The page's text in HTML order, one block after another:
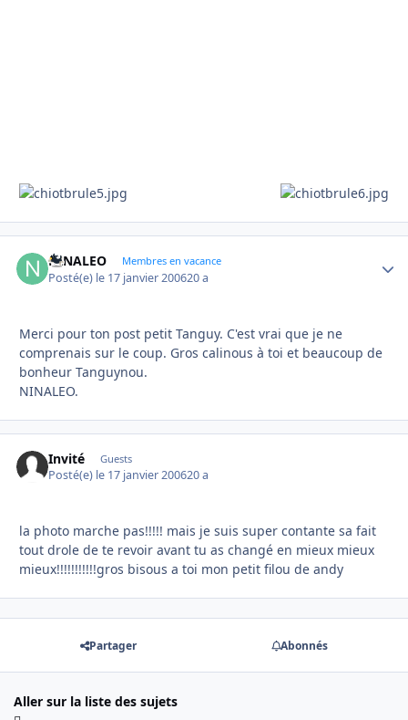
NINALEO Membres en vacance
Posté(e) le 17 janvier 200620 a
Merci pour ton post petit Tanguy. C'est vrai que je ne
comprenais sur le coup. Gros calinous à toi et beaucoup de
bonheur Tanguynou.
NINALEO.
Invité Guests
Posté(e) le 17 janvier 200620 a
la photo marche pas!!!!! mais je suis super contante sa fait
tout drole de te revoir avant tu as changé en mieux mieux
mieux!!!!!!!!!!!gros bisous a toi mon petit filou de andy
Partager Abonnés
Aller sur la liste des sujets